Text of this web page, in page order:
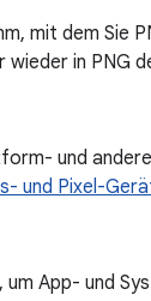
mit dem Sie
in PNG
und
und Pixel-
App- und